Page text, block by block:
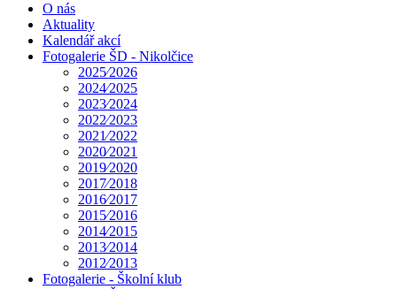
O nás
Aktuality
Kalendář akcí
Fotogalerie ŠD - Nikolčice
2025⁄2026
2024⁄2025
2023⁄2024
2022⁄2023
2021⁄2022
2020⁄2021
2019⁄2020
2017⁄2018
2016⁄2017
2015⁄2016
2014⁄2015
2013⁄2014
2012⁄2013
Fotogalerie - Školní klub